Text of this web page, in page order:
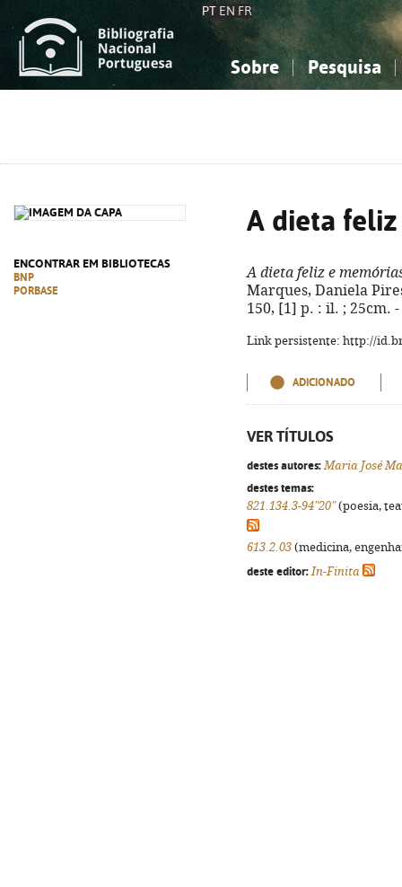
PT EN FR
Sobre Pesquisa
ENCONTRAR EM BIBLIOTECAS
BNP
PORBASE
A dieta
A dieta feliz e
Marques, Daniela
150, [1] p. : il. ; 25cm. -
Link persistente: http://
ADICIONADO
VER TÍTULOS
destes autores: Maria José
destes temas:
821.134.3-94"20"(poesia,
613.2.03 (medicina,
deste editor: In-Finita